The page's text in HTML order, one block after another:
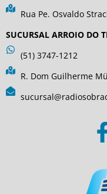
Rua Pe. Osvaldo
SUCURSAL ARROIO DO
(51) 3747-1212
R. Dom Guilherme